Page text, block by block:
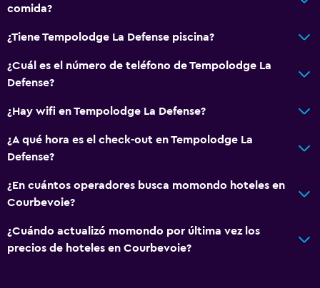
comida?
¿Tiene Tempolodge La Defense piscina?
¿Cuál es el número de teléfono de Tempolodge La
Defense?
¿Hay wifi en Tempolodge La Defense?
¿A qué hora es el check-out en Tempolodge La
Defense?
¿En cuántos operadores busca momondo hoteles en
Courbevoie?
¿Cuándo actualizó momondo por última vez los
precios de hoteles en Courbevoie?